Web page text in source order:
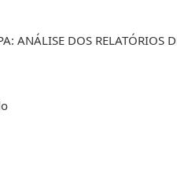
ANÁLISE DOS RELATÓRIOS